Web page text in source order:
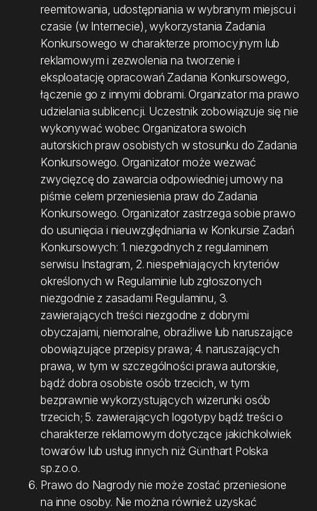
reemitowania, udostępniania w wybranym miejscu i
czasie (w Internecie), wykorzystania Zadania
Konkursowego w charakterze promocyjnym lub
reklamowym i zezwolenia na tworzenie i
eksploatację opracowań Zadania Konkursowego,
łączenie go z innymi dobrami. Organizator ma prawo
udzielania sublicencji. Uczestnik zobowiązuje się nie
wykonywać wobec Organizatora swoich
autorskich praw osobistych w stosunku do Zadania
Konkursowego. Organizator może wezwać
zwycięzcę do zawarcia odpowiedniej umowy na
piśmie celem przeniesienia praw do Zadania
Konkursowego. Organizator zastrzega sobie prawo
do usunięcia i nieuwzględniania w Konkursie Zadań
Konkursowych: 1. niezgodnych z regulaminem
serwisu Instagram, 2. niespełniających kryteriów
określonych w Regulaminie lub zgłoszonych
niezgodnie z zasadami Regulaminu, 3.
zawierających treści niezgodne z dobrymi
obyczajami, niemoralne, obraźliwe lub naruszające
obowiązujące przepisy prawa; 4. naruszających
prawa, w tym w szczególności prawa autorskie,
bądź dobra osobiste osób trzecich, w tym
bezprawnie wykorzystujących wizerunki osób
trzecich; 5. zawierających logotypy bądź treści o
charakterze reklamowym dotyczące jakichkolwiek
towarów lub usług innych niż Günthart Polska
sp.z.o.o.
Prawo do Nagrody nie może zostać przeniesione
na inne osoby. Nie można również uzyskać